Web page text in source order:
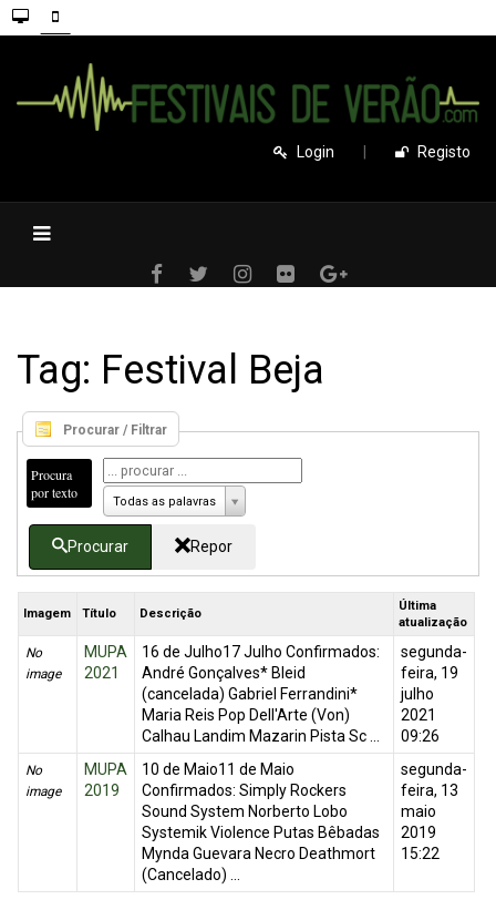
Login Registo
Tag: Festival Beja
Procurar / Filtrar
Procura
por texto
Todas as palavras
Procurar Repor
Imagem Título Descrição
Última
atualização
No
image
MUPA
2021
16 de Julho17 Julho Confirmados:
André Gonçalves* Bleid
(cancelada) Gabriel Ferrandini*
Maria Reis Pop Dell'Arte (Von)
Calhau Landim Mazarin Pista Sc ...
segunda-
feira, 19
julho
2021
09:26
No
image
MUPA
2019
10 de Maio11 de Maio
Confirmados: Simply Rockers
Sound System Norberto Lobo
Systemik Violence Putas Bêbadas
Mynda Guevara Necro Deathmort
(Cancelado) ...
segunda-
feira, 13
maio
2019
15:22